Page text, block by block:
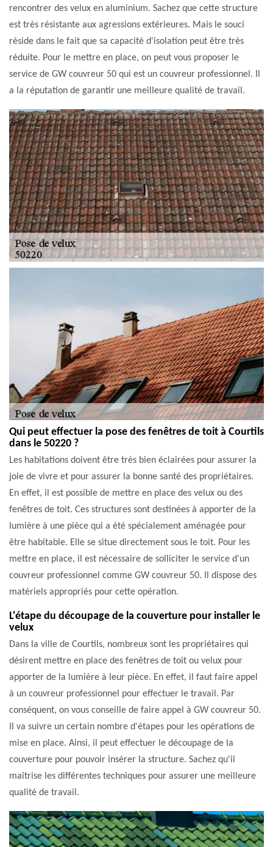
rencontrer des velux en aluminium. Sachez que cette structure
est très résistante aux agressions extérieures. Mais le souci
réside dans le fait que sa capacité d'isolation peut être très
réduite. Pour le mettre en place, on peut vous proposer le
service de GW couvreur 50 qui est un couvreur professionnel. Il
a la réputation de garantir une meilleure qualité de travail.
Qui peut effectuer la pose des fenêtres de toit à Courtils
dans le 50220 ?
Les habitations doivent être très bien éclairées pour assurer la
joie de vivre et pour assurer la bonne santé des propriétaires.
En effet, il est possible de mettre en place des velux ou des
fenêtres de toit. Ces structures sont destinées à apporter de la
lumière à une pièce qui a été spécialement aménagée pour
être habitable. Elle se situe directement sous le toit. Pour les
mettre en place, il est nécessaire de solliciter le service d'un
couvreur professionnel comme GW couvreur 50. Il dispose des
matériels appropriés pour cette opération.
L'étape du découpage de la couverture pour installer le
velux
Dans la ville de Courtils, nombreux sont les propriétaires qui
désirent mettre en place des fenêtres de toit ou velux pour
apporter de la lumière à leur pièce. En effet, il faut faire appel
à un couvreur professionnel pour effectuer le travail. Par
conséquent, on vous conseille de faire appel à GW couvreur 50.
Il va suivre un certain nombre d'étapes pour les opérations de
mise en place. Ainsi, il peut effectuer le découpage de la
couverture pour pouvoir insérer la structure. Sachez qu'il
maîtrise les différentes techniques pour assurer une meilleure
qualité de travail.